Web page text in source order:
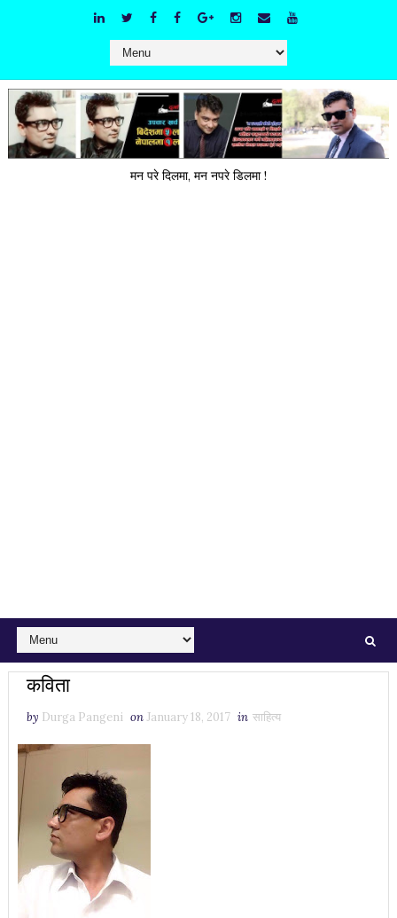
मन परे दिलमा, मन नपरे डिलमा !
कविता
by Durga Pangeni on January 18, 2017 in साहित्य